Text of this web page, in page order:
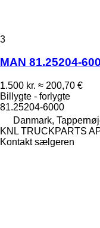
3
MAN 81.25204-
1.500 kr. ≈ 200,70 €
Billygte - forlygte
81.25204-6000
Danmark,
KNL TRUCKPARTS
Kontakt sælgeren